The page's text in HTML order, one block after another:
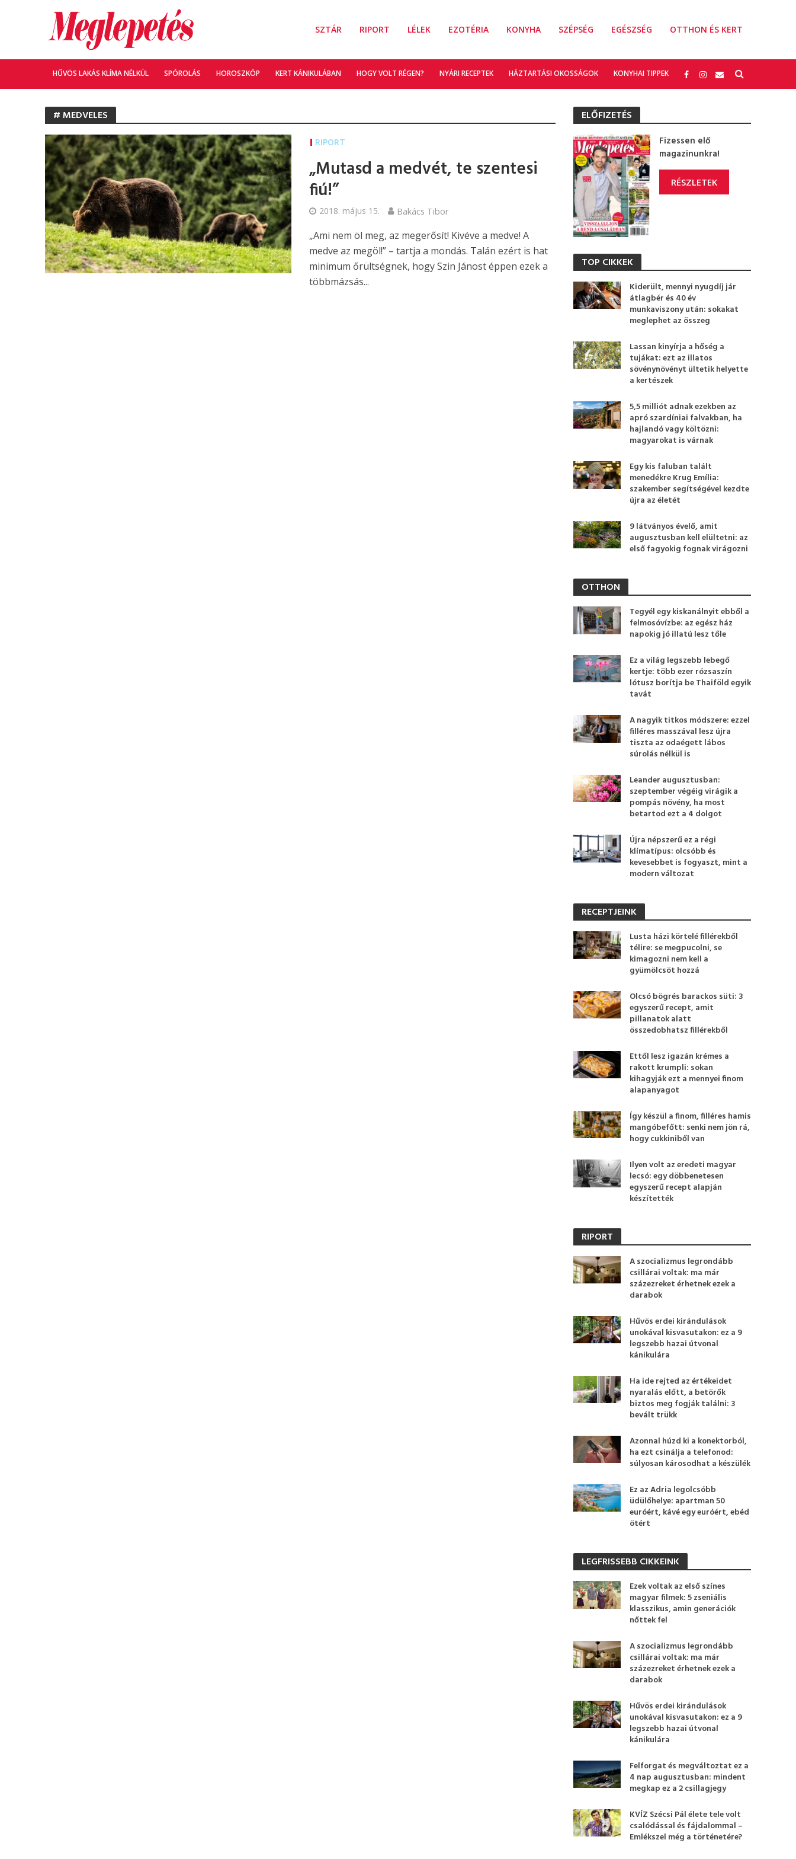
SZTÁR RIPORT LÉLEK EZOTÉRIA KONYHA SZÉPSÉG EGÉSZSÉG OTTHON ÉS KERT
HŰVÖS LAKÁS KLÍMA NÉLKÜL SPÓROLÁS HOROSZKÓP KERT KÁNIKULÁBAN HOGY VOLT RÉGEN? NYÁRI RECEPTEK HÁZTARTÁSI OKOSSÁGOK KONYHAI TIPPEK
# MEDVELES
RIPORT
„Mutasd a medvét, te szentesi
fiú!”
2018. május 15. Bakács Tibor
„Ami nem öl meg, az megerősít! Kivéve a medve! A
medve az megöl!” – tartja a mondás. Talán ezért is hat
minimum őrültségnek, hogy Szin Jánost éppen ezek a
többmázsás...
ELŐFIZETÉS
Fizessen elő
magazinunkra!
RÉSZLETEK
TOP CIKKEK
Kiderült, mennyi nyugdíj jár
átlagbér és 40 év
munkaviszony után: sokakat
meglephet az összeg
Lassan kinyírja a hőség a
tujákat: ezt az illatos
sövénynövényt ültetik helyette
a kertészek
5,5 milliót adnak ezekben az
apró szardíniai falvakban, ha
hajlandó vagy költözni:
magyarokat is várnak
Egy kis faluban talált
menedékre Krug Emília:
szakember segítségével kezdte
újra az életét
9 látványos évelő, amit
augusztusban kell elültetni: az
első fagyokig fognak virágozni
OTTHON
Tegyél egy kiskanálnyit ebből a
felmosóvízbe: az egész ház
napokig jó illatú lesz tőle
Ez a világ legszebb lebegő
kertje: több ezer rózsaszín
lótusz borítja be Thaiföld egyik
tavát
A nagyik titkos módszere: ezzel
filléres masszával lesz újra
tiszta az odaégett lábos
súrolás nélkül is
Leander augusztusban:
szeptember végéig virágik a
pompás növény, ha most
betartod ezt a 4 dolgot
Újra népszerű ez a régi
klímatípus: olcsóbb és
kevesebbet is fogyaszt, mint a
modern változat
RECEPTJEINK
Lusta házi körtelé fillérekből
télire: se megpucolni, se
kimagozni nem kell a
gyümölcsöt hozzá
Olcsó bögrés barackos süti: 3
egyszerű recept, amit
pillanatok alatt
összedobhatsz fillérekből
Ettől lesz igazán krémes a
rakott krumpli: sokan
kihagyják ezt a mennyei finom
alapanyagot
Így készül a finom, filléres hamis
mangóbefőtt: senki nem jön rá,
hogy cukkiniből van
Ilyen volt az eredeti magyar
lecsó: egy döbbenetesen
egyszerű recept alapján
készítették
RIPORT
A szocializmus legrondább
csillárai voltak: ma már
százezreket érhetnek ezek a
darabok
Hűvös erdei kirándulások
unokával kisvasutakon: ez a 9
legszebb hazai útvonal
kánikulára
Ha ide rejted az értékeidet
nyaralás előtt, a betörők
biztos meg fogják találni: 3
bevált trükk
Azonnal húzd ki a konektorból,
ha ezt csinálja a telefonod:
súlyosan károsodhat a készülék
Ez az Adria legolcsóbb
üdülőhelye: apartman 50
euróért, kávé egy euróért, ebéd
ötért
LEGFRISSEBB CIKKEINK
Ezek voltak az első színes
magyar filmek: 5 zseniális
klasszikus, amin generációk
nőttek fel
A szocializmus legrondább
csillárai voltak: ma már
százezreket érhetnek ezek a
darabok
Hűvös erdei kirándulások
unokával kisvasutakon: ez a 9
legszebb hazai útvonal
kánikulára
Felforgat és megváltoztat ez a
4 nap augusztusban: mindent
megkap ez a 2 csillagjegy
KVÍZ Szécsi Pál élete tele volt
csalódással és fájdalommal –
Emlékszel még a történetére?